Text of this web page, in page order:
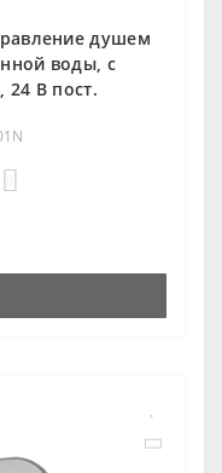
душем
воды, с
В пост.